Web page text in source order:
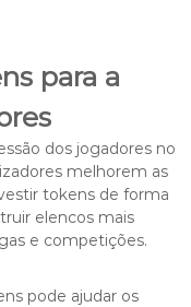
para a
dos jogadores no
melhorem as
tokens de forma
elencos mais
e competições.
pode ajudar os